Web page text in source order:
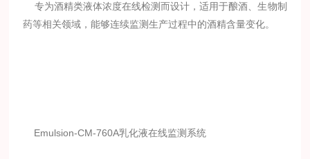
专为酒精类液体浓度在线检测而设计，适用于酿酒、生物制
药等相关领域，能够连续监测生产过程中的酒精含量变化。
Emulsion-CM-760A乳化液在线监测系统